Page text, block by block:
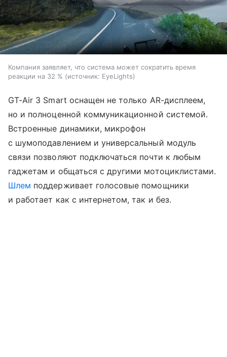
Компания заявляет, что система может сократить время
реакции на 32 %
источник: EyeLights
GT-Air 3 Smart оснащен не только AR-дисплеем,
но и полноценной коммуникационной системой.
Встроенные динамики, микрофон
с шумоподавлением и универсальный модуль
связи позволяют подключаться почти к любым
гаджетам и общаться с другими мотоциклистами.
Шлем поддерживает голосовые помощники
и работает как с интернетом, так и без.